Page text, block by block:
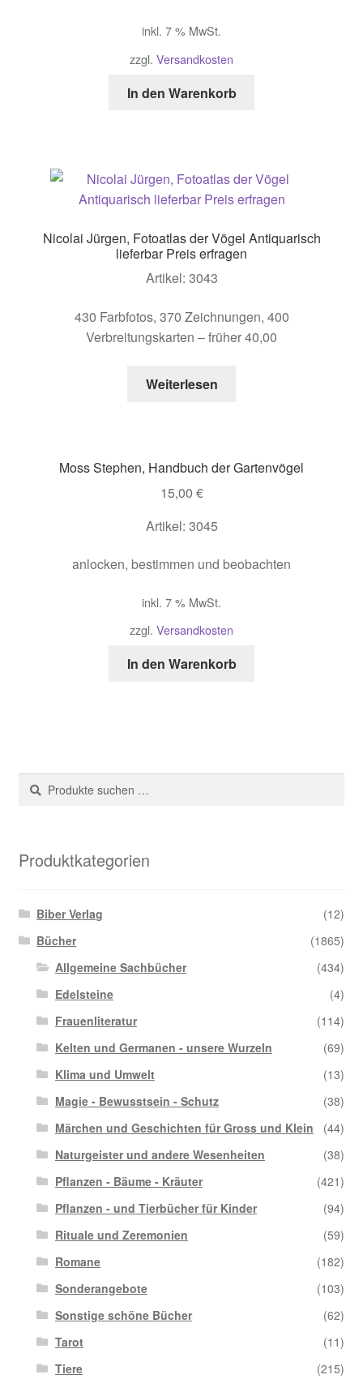
inkl. 7 % MwSt.
zzgl. Versandkosten
In den Warenkorb
Nicolai Jürgen, Fotoatlas der Vögel Antiquarisch
lieferbar Preis erfragen
Artikel: 3043
430 Farbfotos, 370 Zeichnungen, 400
Verbreitungskarten – früher 40,00
Weiterlesen
Moss Stephen, Handbuch der Gartenvögel
15,00 €
Artikel: 3045
anlocken, bestimmen und beobachten
inkl. 7 % MwSt.
zzgl. Versandkosten
In den Warenkorb
Suche
nach:
Suchen
Produktkategorien
Biber Verlag
(12)
Bücher
(1865)
Allgemeine Sachbücher
(434)
Edelsteine
(4)
Frauenliteratur
(114)
Kelten und Germanen - unsere Wurzeln
(69)
Klima und Umwelt
(13)
Magie - Bewusstsein - Schutz
(38)
Märchen und Geschichten für Gross und Klein
(44)
Naturgeister und andere Wesenheiten
(38)
Pflanzen - Bäume - Kräuter
(421)
Pflanzen - und Tierbücher für Kinder
(94)
Rituale und Zeremonien
(59)
Romane
(182)
Sonderangebote
(103)
Sonstige schöne Bücher
(62)
Tarot
(11)
Tiere
(215)